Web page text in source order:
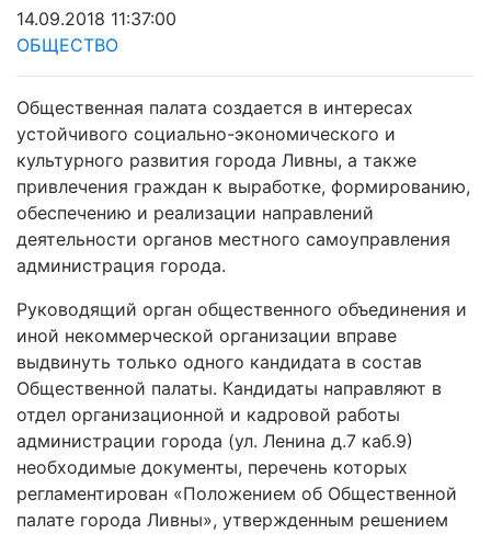
14.09.2018 11:37:00
ОБЩЕСТВО
Общественная палата создается в интересах
устойчивого социально-экономического и
культурного развития города Ливны, а также
привлечения граждан к выработке, формированию,
обеспечению и реализации направлений
деятельности органов местного самоуправления
администрация города.
Руководящий орган общественного объединения и
иной некоммерческой организации вправе
выдвинуть только одного кандидата в состав
Общественной палаты. Кандидаты направляют в
отдел организационной и кадровой работы
администрации города (ул. Ленина д.7 каб.9)
необходимые документы, перечень которых
регламентирован «Положением об Общественной
палате города Ливны», утвержденным решением